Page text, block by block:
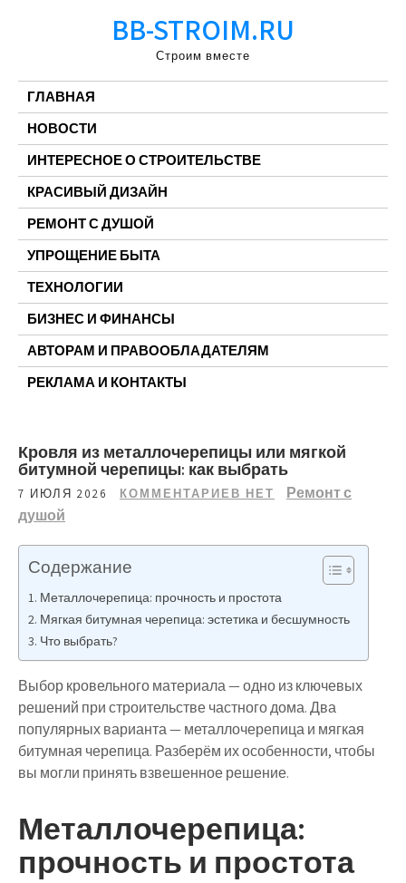
BB-STROIM.RU
Строим вместе
ГЛАВНАЯ
НОВОСТИ
ИНТЕРЕСНОЕ О СТРОИТЕЛЬСТВЕ
КРАСИВЫЙ ДИЗАЙН
РЕМОНТ С ДУШОЙ
УПРОЩЕНИЕ БЫТА
ТЕХНОЛОГИИ
БИЗНЕС И ФИНАНСЫ
АВТОРАМ И ПРАВООБЛАДАТЕЛЯМ
РЕКЛАМА И КОНТАКТЫ
Кровля из металлочерепицы или мягкой
битумной черепицы: как выбрать
7 ИЮЛЯ 2026 КОММЕНТАРИЕВ НЕТ
Ремонт с
душой
Содержание
Металлочерепица: прочность и простота
Мягкая битумная черепица: эстетика и бесшумность
Что выбрать?
Выбор кровельного материала — одно из ключевых
решений при строительстве частного дома. Два
популярных варианта — металлочерепица и мягкая
битумная черепица. Разберём их особенности, чтобы
вы могли принять взвешенное решение.
Металлочерепица:
прочность и простота